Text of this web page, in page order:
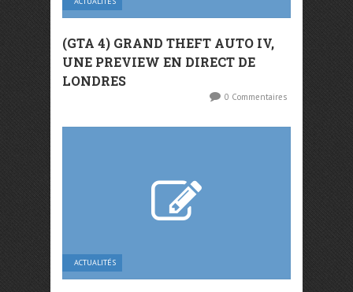
(GTA 4) GRAND THEFT AUTO IV,
UNE PREVIEW EN DIRECT DE
LONDRES
0 Commentaires
ACTUALITÉS